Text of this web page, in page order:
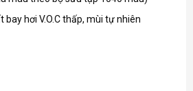
bay hơi V.O.C thấp, mùi tự nhiên